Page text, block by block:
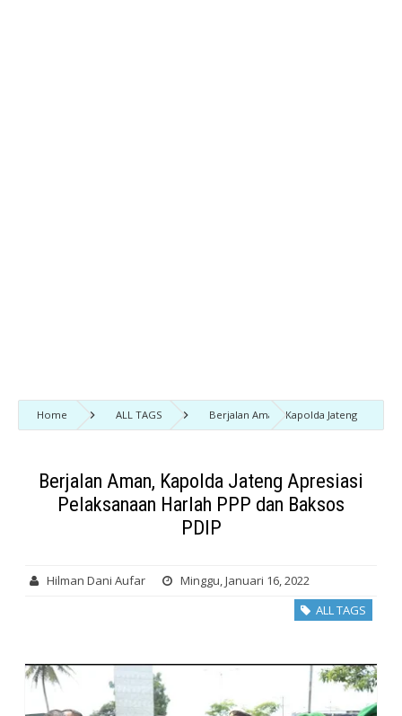
Home ALL TAGS
Berjalan Aman, Kapolda Jateng
Apresiasi Pelaksanaan Harlah PPP dan Baksos PDIP
Berjalan Aman, Kapolda Jateng Apresiasi
Pelaksanaan Harlah PPP dan Baksos
PDIP
Hilman Dani Aufar
Minggu, Januari 16, 2022
ALL TAGS